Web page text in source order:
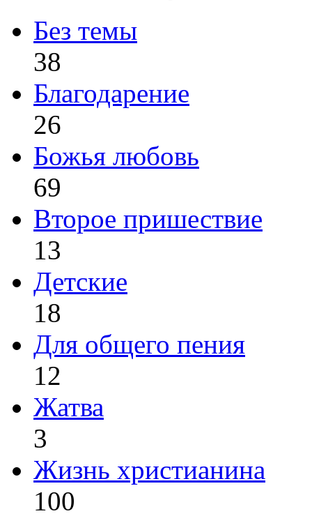
Без темы
38
Благодарение
26
Божья любовь
69
Второе пришествие
13
Детские
18
Для общего пения
12
Жатва
3
Жизнь христианина
100